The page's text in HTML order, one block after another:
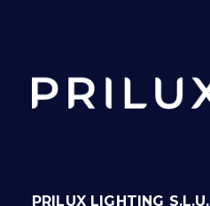
PRILUX LIGHTING S.L.U.